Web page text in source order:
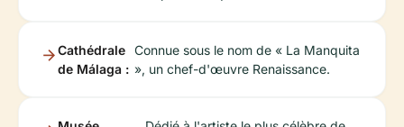
Cathédrale
de Málaga :
Connue sous le nom de « La Manquita
», un chef-d'œuvre Renaissance.